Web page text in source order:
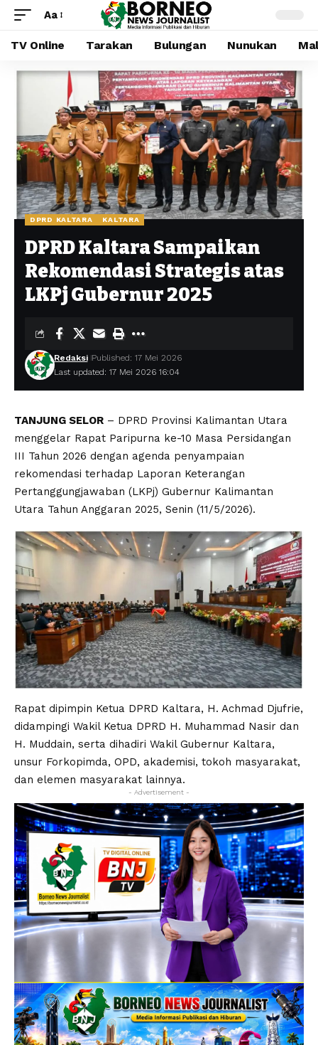
Aa
TV Online Tarakan Bulungan Nunukan
DPRD KALTARA KALTARA
DPRD Kaltara Sampaikan
Rekomendasi Strategis atas
LKPj Gubernur 2025
Last updated: 17 Mei 2026 16:04
Redaksi Published: 17 Mei 2026
TANJUNG SELOR – DPRD Provinsi Kalimantan Utara
menggelar Rapat Paripurna ke-10 Masa Persidangan
III Tahun 2026 dengan agenda penyampaian
rekomendasi terhadap Laporan Keterangan
Pertanggungjawaban (LKPj) Gubernur Kalimantan
Utara Tahun Anggaran 2025, Senin (11/5/2026).
Rapat dipimpin Ketua DPRD Kaltara, H. Achmad Djufrie,
didampingi Wakil Ketua DPRD H. Muhammad Nasir dan
H. Muddain, serta dihadiri Wakil Gubernur Kaltara,
unsur Forkopimda, OPD, akademisi, tokoh masyarakat,
dan elemen masyarakat lainnya.
- Advertisement -